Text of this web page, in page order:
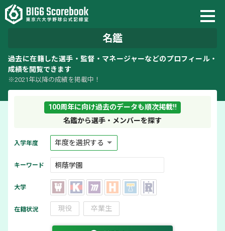
名鑑
過去に在籍した選手・監督・マネージャーなどのプロフィール・
成績を閲覧できます
※2021年以降の成績を掲載中！
100周年に向け過去のデータも順次掲載!!
名鑑から選手・メンバーを探す
入学年度
キーワード
大学
在籍状況 現役 卒業生